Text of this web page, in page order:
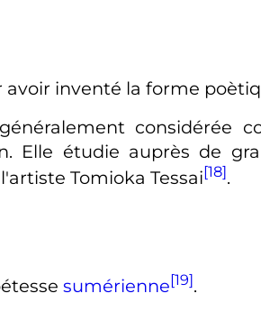
avoir inventé la forme
considérée
Elle étudie auprès de
Tomioka Tessai[18].
sumérienne[19].